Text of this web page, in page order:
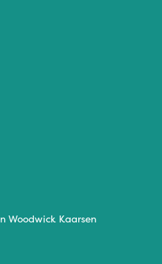
Woodwick Kaarsen